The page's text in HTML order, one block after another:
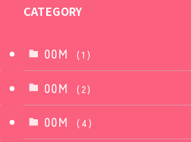
CATEGORY
00M (1)
00M (2)
00M (4)